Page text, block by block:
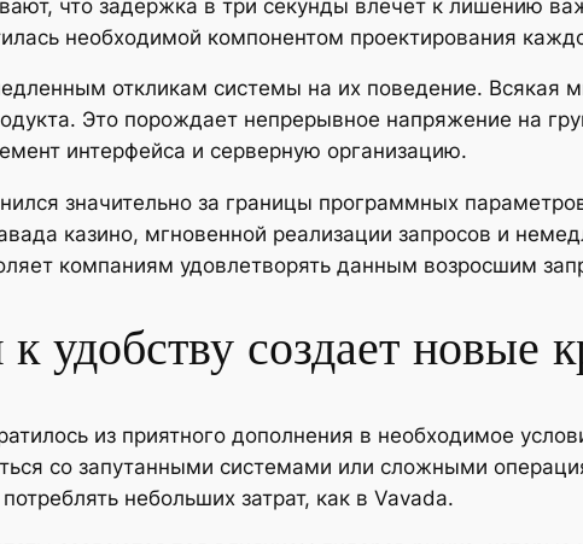
что задержка в три секунды влечет к лишению
необходимой компонентом проектирования
откликам системы на их поведение. Всякая
Это порождает непрерывное напряжение на
интерфейса и серверную организацию.
значительно за границы программных
казино, мгновенной реализации запросов и
компаниям удовлетворять данным возросшим
удобству создает новые
из приятного дополнения в необходимое
со запутанными системами или сложными
небольших затрат, как в Vavada.